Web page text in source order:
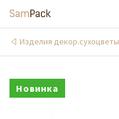
Изделия декор.сухоцветы
Новинка